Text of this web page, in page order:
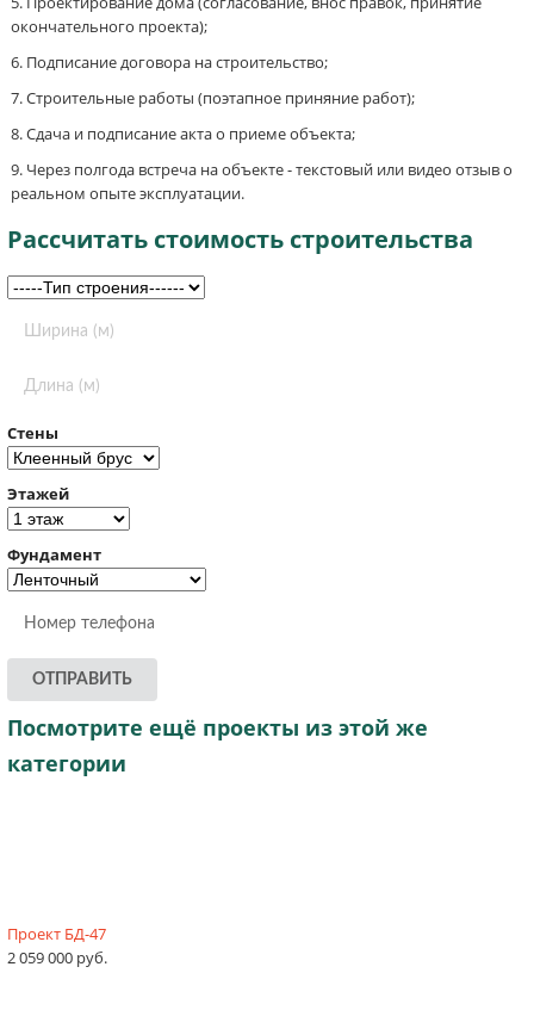
окончательного проекта);
Подписание договора на строительство;
Строительные работы (поэтапное приняние работ);
Сдача и подписание акта о приеме объекта;
Через полгода встреча на объекте - текстовый или видео отзыв о
реальном опыте эксплуатации.
Рассчитать стоимость строительства
Стены
Этажей
Фундамент
ОТПРАВИТЬ
Посмотрите ещё проекты из этой же
категории
Проект БД-47
2 059 000 руб.